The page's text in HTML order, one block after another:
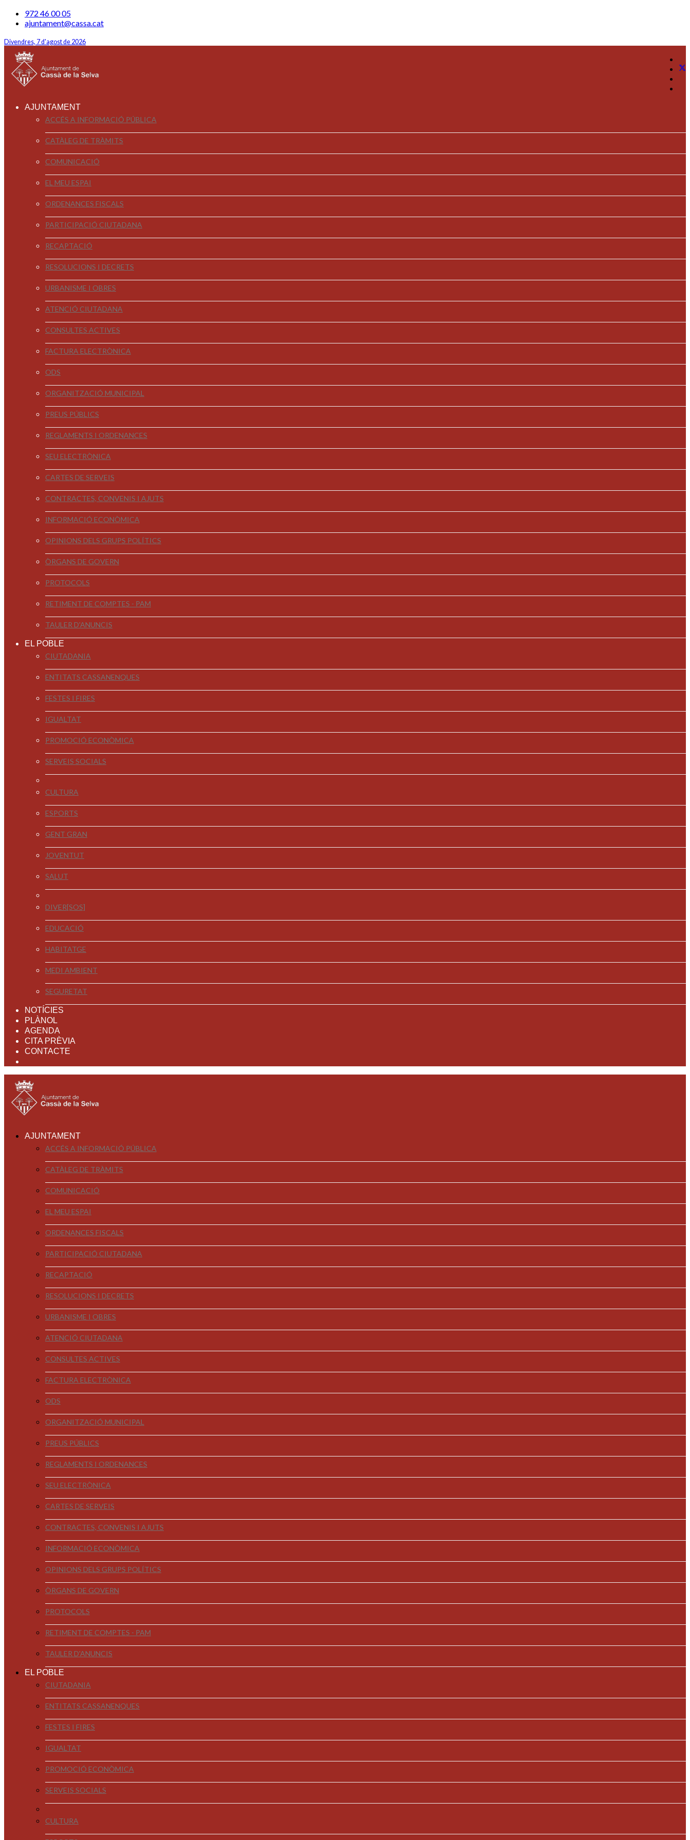
972 46 00 05
ajuntament@cassa.cat
Divendres, 7 d'agost de 2026
AJUNTAMENT
ACCÉS A INFORMACIÓ PÚBLICA
CATÀLEG DE TRÀMITS
COMUNICACIÓ
EL MEU ESPAI
ORDENANCES FISCALS
PARTICIPACIÓ CIUTADANA
RECAPTACIÓ
RESOLUCIONS I DECRETS
URBANISME I OBRES
ATENCIÓ CIUTADANA
CONSULTES ACTIVES
FACTURA ELECTRÒNICA
ODS
ORGANITZACIÓ MUNICIPAL
PREUS PÚBLICS
REGLAMENTS I ORDENANCES
SEU ELECTRÒNICA
CARTES DE SERVEIS
CONTRACTES, CONVENIS I AJUTS
INFORMACIÓ ECONÒMICA
OPINIONS DELS GRUPS POLÍTICS
ÒRGANS DE GOVERN
PROTOCOLS
RETIMENT DE COMPTES - PAM
TAULER D'ANUNCIS
EL POBLE
CIUTADANIA
ENTITATS CASSANENQUES
FESTES I FIRES
IGUALTAT
PROMOCIÓ ECONÒMICA
SERVEIS SOCIALS
CULTURA
ESPORTS
GENT GRAN
JOVENTUT
SALUT
DIVER[SOS]
EDUCACIÓ
HABITATGE
MEDI AMBIENT
SEGURETAT
NOTÍCIES
PLÀNOL
AGENDA
CITA PRÈVIA
CONTACTE
AJUNTAMENT
ACCÉS A INFORMACIÓ PÚBLICA
CATÀLEG DE TRÀMITS
COMUNICACIÓ
EL MEU ESPAI
ORDENANCES FISCALS
PARTICIPACIÓ CIUTADANA
RECAPTACIÓ
RESOLUCIONS I DECRETS
URBANISME I OBRES
ATENCIÓ CIUTADANA
CONSULTES ACTIVES
FACTURA ELECTRÒNICA
ODS
ORGANITZACIÓ MUNICIPAL
PREUS PÚBLICS
REGLAMENTS I ORDENANCES
SEU ELECTRÒNICA
CARTES DE SERVEIS
CONTRACTES, CONVENIS I AJUTS
INFORMACIÓ ECONÒMICA
OPINIONS DELS GRUPS POLÍTICS
ÒRGANS DE GOVERN
PROTOCOLS
RETIMENT DE COMPTES - PAM
TAULER D'ANUNCIS
EL POBLE
CIUTADANIA
ENTITATS CASSANENQUES
FESTES I FIRES
IGUALTAT
PROMOCIÓ ECONÒMICA
SERVEIS SOCIALS
CULTURA